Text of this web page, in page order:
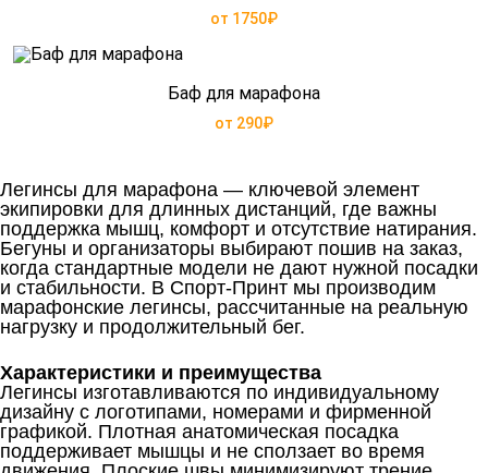
от 1750₽
Баф для марафона
от 290₽
Легинсы для марафона — ключевой элемент
экипировки для длинных дистанций, где важны
поддержка мышц, комфорт и отсутствие натирания.
Бегуны и организаторы выбирают пошив на заказ,
когда стандартные модели не дают нужной посадки
и стабильности. В Спорт-Принт мы производим
марафонские легинсы, рассчитанные на реальную
нагрузку и продолжительный бег.
Характеристики и преимущества
Легинсы изготавливаются по индивидуальному
дизайну с логотипами, номерами и фирменной
графикой. Плотная анатомическая посадка
поддерживает мышцы и не сползает во время